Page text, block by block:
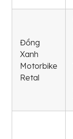
Đồng
Xanh
Motorbike
Retal